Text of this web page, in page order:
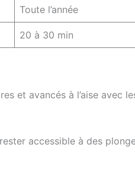
Toute l’année
20 à 30 min
et avancés à l’aise avec
accessible à des